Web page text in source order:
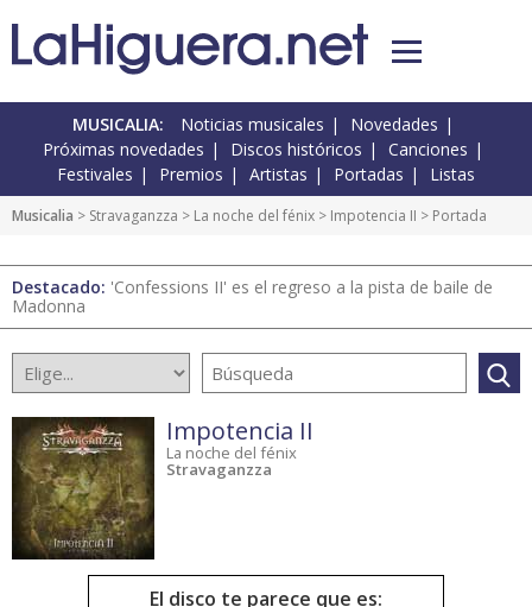
MUSICALIA: Noticias musicales
Novedades
Próximas novedades
Discos históricos
Canciones
Festivales
Premios Artistas Portadas Listas
Musicalia > Stravaganzza > La noche del fénix > Impotencia II > Portada
Destacado: 'Confessions II' es el regreso a la pista de baile de
Madonna
Impotencia II
La noche del fénix
Stravaganzza
El disco te parece que es: